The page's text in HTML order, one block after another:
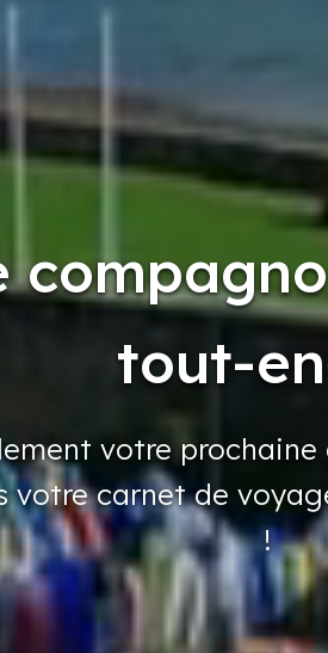
tout-
votre prochaine
votre carnet de
!